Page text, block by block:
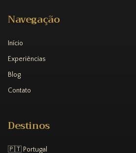
Navegação
Início
Experiências
Blog
Contato
Destinos
🇵🇹 Portugal